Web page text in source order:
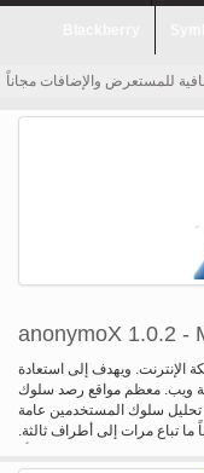
للمستعرض والإضافات مجاناً
anonymoX 1.0.2 -
الإنترنت. ويهدف إلى استعادة
ويب. معظم مواقع رصد سلوك
سلوك المستخدمين عامة
ما تباع مرات إلى أطراف ثالثة.